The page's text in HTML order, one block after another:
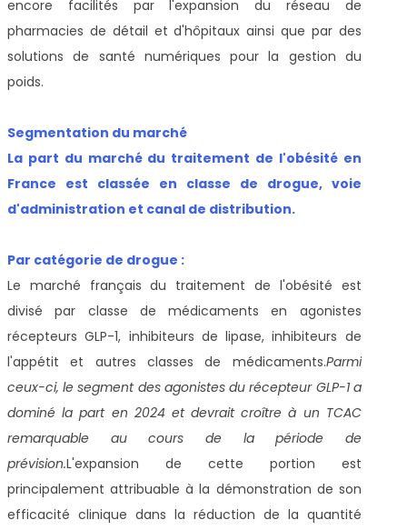
encore facilités par l'expansion du réseau de
pharmacies de détail et d'hôpitaux ainsi que par des
solutions de santé numériques pour la gestion du
poids.
Segmentation du marché
La part du marché du traitement de l'obésité en
France est classée en classe de drogue, voie
d'administration et canal de distribution.
Par catégorie de drogue :
Le marché français du traitement de l'obésité est
divisé par classe de médicaments en agonistes
récepteurs GLP-1, inhibiteurs de lipase, inhibiteurs de
l'appétit et autres classes de médicaments.Parmi
ceux-ci, le segment des agonistes du récepteur GLP-1 a
dominé la part en 2024 et devrait croître à un TCAC
remarquable au cours de la période de
prévision.L'expansion de cette portion est
principalement attribuable à la démonstration de son
efficacité clinique dans la réduction de la quantité